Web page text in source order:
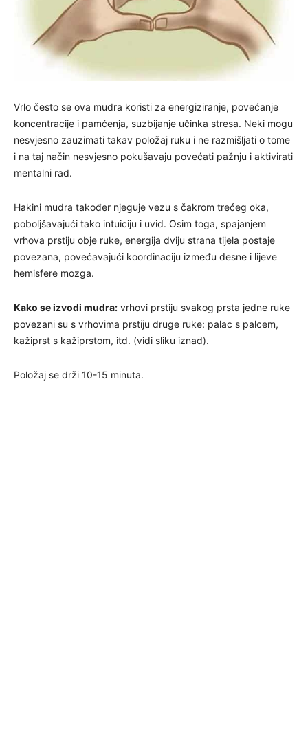
Vrlo često se ova mudra koristi za energiziranje, povećanje
koncentracije i pamćenja, suzbijanje učinka stresa. Neki mogu
nesvjesno zauzimati takav položaj ruku i ne razmišljati o tome
i na taj način nesvjesno pokušavaju povećati pažnju i aktivirati
mentalni rad.
Hakini mudra također njeguje vezu s čakrom trećeg oka,
poboljšavajući tako intuiciju i uvid. Osim toga, spajanjem
vrhova prstiju obje ruke, energija dviju strana tijela postaje
povezana, povećavajući koordinaciju između desne i lijeve
hemisfere mozga.
Kako se izvodi mudra: vrhovi prstiju svakog prsta jedne ruke
povezani su s vrhovima prstiju druge ruke: palac s palcem,
kažiprst s kažiprstom, itd. (vidi sliku iznad).
Položaj se drži 10-15 minuta.